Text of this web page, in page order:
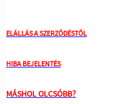
ELÁLLÁS A SZERZŐDÉSTŐL
HIBA BEJELENTÉS
MÁSHOL OLCSÓBB?